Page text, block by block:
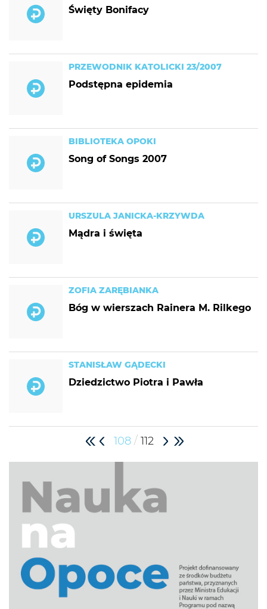
Święty Bonifacy
PRZEWODNIK KATOLICKI 23/2007
Podstępna epidemia
BIBLIOTEKA OPOKI
Song of Songs 2007
URSZULA JANICKA-KRZYWDA
Mądra i święta
ZOFIA ZARĘBIANKA
Bóg w wierszach Rainera M. Rilkego
STANISŁAW GĄDECKI
Dziedzictwo Piotra i Pawła
108 / 112